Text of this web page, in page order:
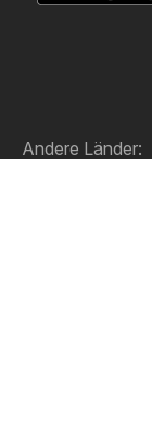
Andere Länder: